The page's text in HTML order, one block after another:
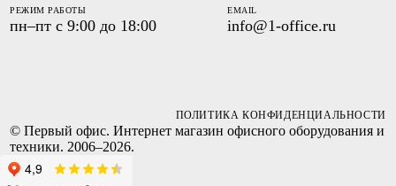
РЕЖИМ РАБОТЫ
пн–пт с 9:00 до 18:00
EMAIL
info@1-office.ru
ПОЛИТИКА КОНФИДЕНЦИАЛЬНОСТИ
© Первый офис. Интернет магазин офисного оборудования и
техники. 2006–2026.